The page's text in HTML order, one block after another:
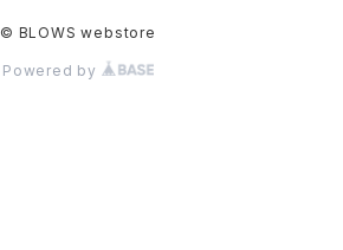
© BLOWS webstore
Powered by